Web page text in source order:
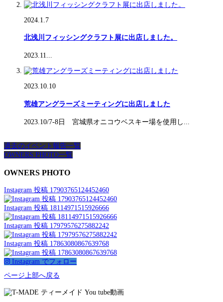
2024.1.7
北浅川フィッシングクラフト展に出店しました。
2023.11...
2023.10.10
荒雄アングラーズミーティングに出店しました
2023.10/7-8日 宮城県オニコウベスキー場を使用し...
過去のイベント報告一覧
OWNERS PHOTO一覧
OWNERS PHOTO
Instagram 投稿 17903765124452460
Instagram 投稿 18114971515926666
Instagram 投稿 17979576275882242
Instagram 投稿 17863080867639768
Instagram でフォロー
ページ上部へ戻る